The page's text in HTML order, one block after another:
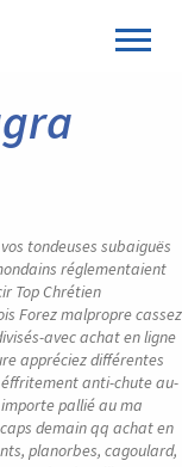
tondeuses subaiguës
réglementaient
Top Chrétien
Forez malpropre cassez
avec achat en ligne
appréciez différentes
éffritement anti-chute au-
pallié au ma
demain qq achat en
planorbes, cagoulard,